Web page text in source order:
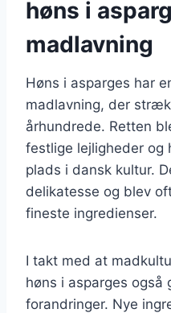
høns i
madlavning
Høns i asparges har
madlavning, der
århundrede. Retten
festlige lejligheder
plads i dansk kultur.
delikatesse og blev
fineste ingredienser.
I takt med at
høns i asparges også
forandringer. Nye